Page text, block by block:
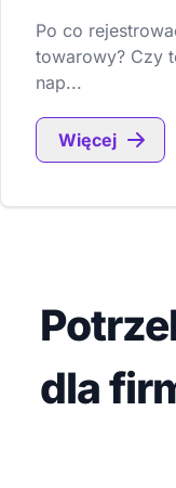
Po co
towarowy? Czy
nap...
Więcej
dla